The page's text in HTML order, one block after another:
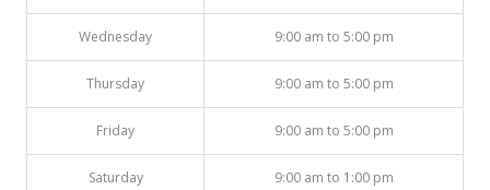
Wednesday 9:00 am to 5:00 pm
Thursday 9:00 am to 5:00 pm
Friday 9:00 am to 5:00 pm
Saturday 9:00 am to 1:00 pm